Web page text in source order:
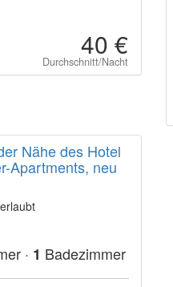
40 €
Durchschnitt/Nacht
Nähe des Hotel
Apartments, neu
· 1 Badezimmer